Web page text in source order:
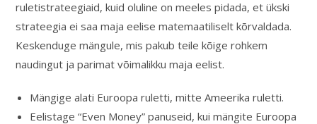
ruletistrateegiaid, kuid oluline on meeles pidada, et ükski
strateegia ei saa maja eelise matemaatiliselt kõrvaldada.
Keskenduge mängule, mis pakub teile kõige rohkem
naudingut ja parimat võimalikku maja eelist.
Mängige alati Euroopa ruletti, mitte Ameerika ruletti.
Eelistage “Even Money” panuseid, kui mängite Euroopa